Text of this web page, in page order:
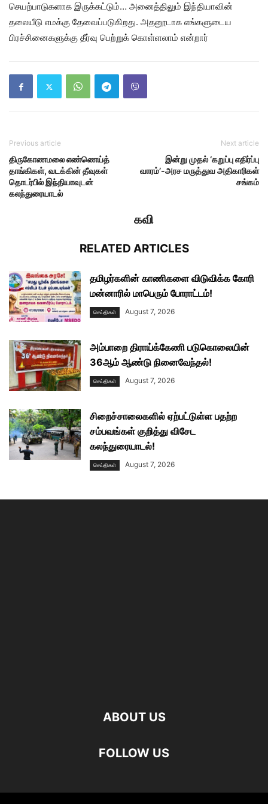
செயற்பாடுகளாக இருக்கட்டும்… அனைத்திலும் இந்தியாவின்
தலையீடு எமக்கு தேவைப்படுகிறது. அதனூடாக எங்களுடைய
பிரச்சினைகளுக்கு தீர்வு பெற்றுக் கொள்ளலாம் என்றார்
Previous article
திருகோணமலை எண்ணெய்த்
தாங்கிகள், வடக்கின் தீவுகள்
தொடர்பில் இந்தியாவுடன்
கலந்துரையாடல்
Next article
இன்று முதல் ‘கறுப்பு எதிர்ப்பு
வாரம்’-அரச மருத்துவ அதிகாரிகள்
சங்கம்
கவி
RELATED ARTICLES
தமிழர்களின் காணிகளை விடுவிக்க கோரி
மன்னாரில் மாபெரும் போராட்டம்!
செய்திகள் August 7, 2026
அம்பாறை திராய்க்கேணி படுகொலையின்
36ஆம் ஆண்டு நினைவேந்தல்!
செய்திகள் August 7, 2026
சிறைச்சாலைகளில் ஏற்பட்டுள்ள பதற்ற
சம்பவங்கள் குறித்து விசேட
கலந்துரையாடல்!
செய்திகள் August 7, 2026
ABOUT US
FOLLOW US